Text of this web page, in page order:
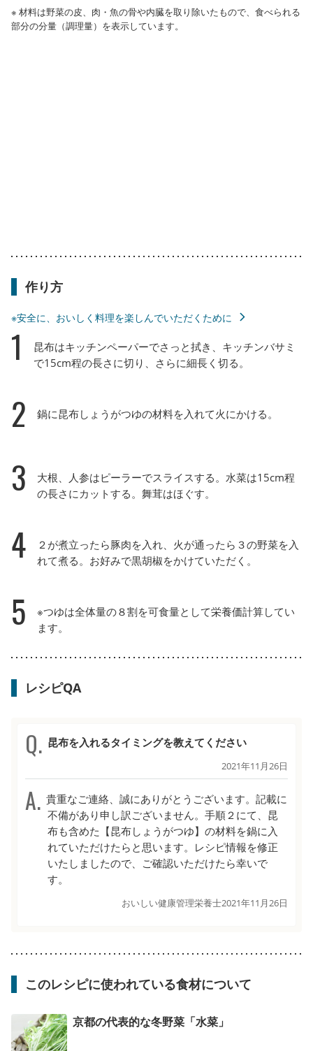
※ 材料は野菜の皮、肉・魚の骨や内臓を取り除いたもので、食べられる
部分の分量（調理量）を表示しています。
作り方
※安全に、おいしく料理を楽しんでいただくために
1
昆布はキッチンペーパーでさっと拭き、キッチンバサミ
で15cm程の長さに切り、さらに細長く切る。
2 鍋に昆布しょうがつゆの材料を入れて火にかける。
3
大根、人参はピーラーでスライスする。水菜は15cm程
の長さにカットする。舞茸はほぐす。
4
２が煮立ったら豚肉を入れ、火が通ったら３の野菜を入
れて煮る。お好みで黒胡椒をかけていただく。
5
※つゆは全体量の８割を可食量として栄養価計算してい
ます。
レシピQA
昆布を入れるタイミングを教えてください
2021年11月26日
貴重なご連絡、誠にありがとうございます。記載に
不備があり申し訳ございません。手順２にて、昆
布も含めた【昆布しょうがつゆ】の材料を鍋に入
れていただけたらと思います。レシピ情報を修正
いたしましたので、ご確認いただけたら幸いで
す。
おいしい健康管理栄養士2021年11月26日
このレシピに使われている食材について
京都の代表的な冬野菜「水菜」